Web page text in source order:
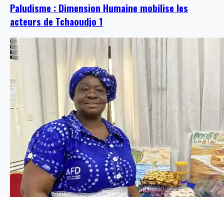
Paludisme : Dimension Humaine mobilise les
acteurs de Tchaoudjo 1